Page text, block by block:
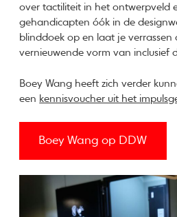
over tactiliteit in het ontwerpveld
gehandicapten óók in de
blinddoek op en laat je verrassen
vernieuwende vorm van inclusief
Boey Wang heeft zich verder
een kennisvoucher uit het
Boey Wang op DDW